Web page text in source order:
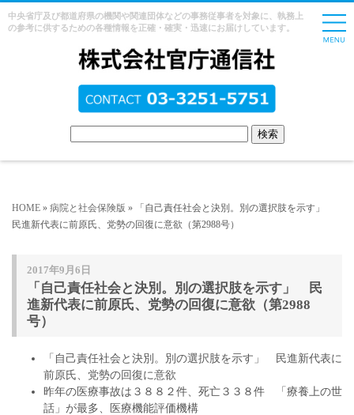
中央省庁及び都道府県の機関や関連団体などの事務従事者を対象に、執務上
の参考に供するための各種情報を正確・確実・迅速にお届けしています。
HOME » 病院と社会保険版 » 「自己責任社会と決別。別の選択肢を示す」
民進新代表に前原氏、党勢の回復に意欲（第2988号）
2017年9月6日
「自己責任社会と決別。別の選択肢を示す」 民
進新代表に前原氏、党勢の回復に意欲（第2988
号）
「自己責任社会と決別。別の選択肢を示す」 民進新代表に
前原氏、党勢の回復に意欲
昨年の医療事故は３８８２件、死亡３３８件 「療養上の世
話」が最多、医療機能評価機構